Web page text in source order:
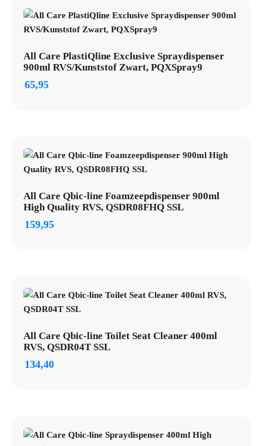
All Care PlastiQline Exclusive Spraydispenser
900ml RVS/Kunststof Zwart, PQXSpray9
65,95
All Care Qbic-line Foamzeepdispenser 900ml
High Quality RVS, QSDR08FHQ SSL
159,95
All Care Qbic-line Toilet Seat Cleaner 400ml
RVS, QSDR04T SSL
134,40